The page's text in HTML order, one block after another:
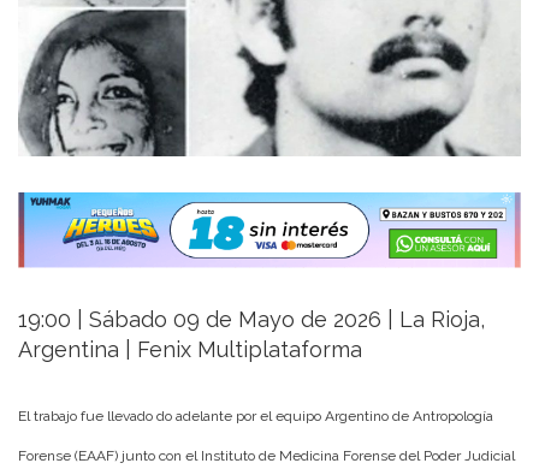
19:00 | Sábado 09 de Mayo de 2026 | La Rioja,
Argentina | Fenix Multiplataforma
El trabajo fue llevado do adelante por el equipo Argentino de Antropología
Forense (EAAF) junto con el Instituto de Medicina Forense del Poder Judicial